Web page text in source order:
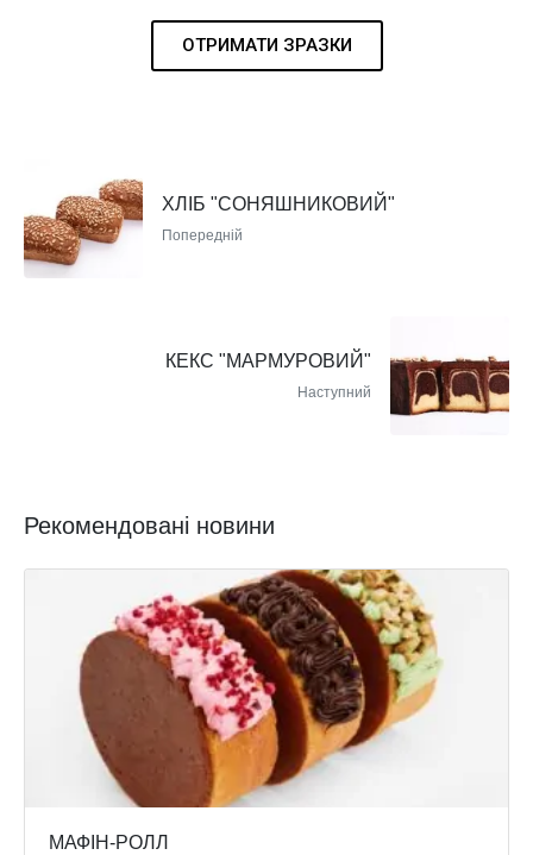
ОТРИМАТИ ЗРАЗКИ
ХЛІБ "СОНЯШНИКОВИЙ"
Попередній
КЕКС "МАРМУРОВИЙ"
Наступний
Рекомендовані новини
МАФІН-РОЛЛ